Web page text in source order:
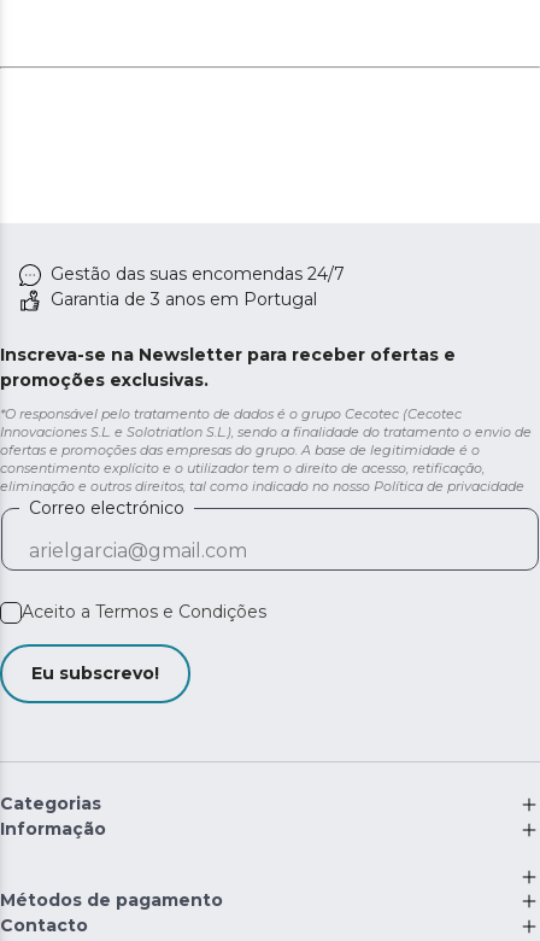
Gestão das suas encomendas 24/7
Garantia de 3 anos em Portugal
Inscreva-se na Newsletter para receber ofertas e
promoções exclusivas.
*O responsável pelo tratamento de dados é o grupo Cecotec (Cecotec
Innovaciones S.L. e Solotriatlon S.L.), sendo a finalidade do tratamento o envio de
ofertas e promoções das empresas do grupo. A base de legitimidade é o
consentimento explícito e o utilizador tem o direito de acesso, retificação,
eliminação e outros direitos, tal como indicado no nosso Política de privacidade
Correo electrónico
Aceito a Termos e Condições
Eu subscrevo!
Categorias
Informação
Métodos de pagamento
Contacto